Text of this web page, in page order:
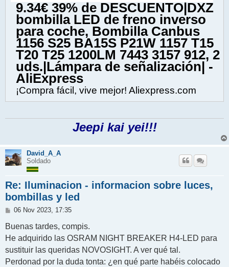
9.34€ 39% de DESCUENTO|DXZ
bombilla LED de freno inverso
para coche, Bombilla Canbus
1156 S25 BA15S P21W 1157 T15
T20 T25 1200LM 7443 3157 912, 2
uds.|Lámpara de señalización| -
AliExpress
¡Compra fácil, vive mejor! Aliexpress.com
Jeepi kai yei!!!
David_A_A
Soldado
Re: Iluminacion - informacion sobre luces,
bombillas y led
M
n
a
j
e
06 Nov 2023, 17:35
Buenas tardes, compis.
He adquirido las OSRAM NIGHT BREAKER H4-LED para
sustituir las queridas NOVOSIGHT. A ver qué tal.
Perdonad por la duda tonta: ¿en qué parte habéis colocado